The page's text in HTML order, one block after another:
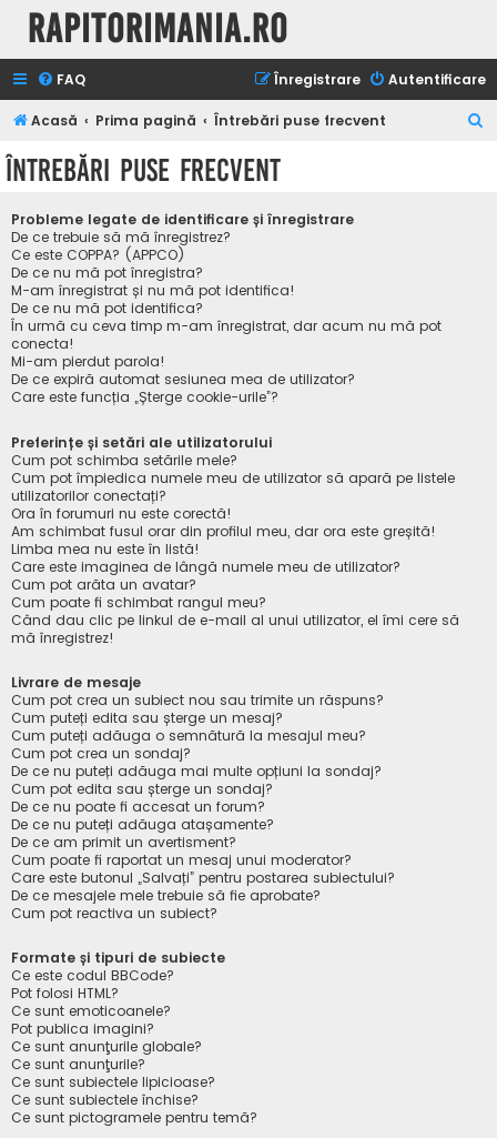
Rapitorimania.ro
FAQ Autentificare
Înregistrare
Acasă Prima pagină Întrebări puse frecvent
Întrebări puse frecvent
Probleme legate de identificare și înregistrare
De ce trebuie să mă înregistrez?
Ce este COPPA? (APPCO)
De ce nu mă pot înregistra?
M-am înregistrat și nu mă pot identifica!
De ce nu mă pot identifica?
În urmă cu ceva timp m-am înregistrat, dar acum nu mă pot
conecta!
Mi-am pierdut parola!
De ce expiră automat sesiunea mea de utilizator?
Care este funcția „Șterge cookie-urile”?
Preferințe și setări ale utilizatorului
Cum pot schimba setările mele?
Cum pot împiedica numele meu de utilizator să apară pe listele
utilizatorilor conectați?
Ora în forumuri nu este corectă!
Am schimbat fusul orar din profilul meu, dar ora este greșită!
Limba mea nu este în listă!
Care este imaginea de lângă numele meu de utilizator?
Cum pot arăta un avatar?
Cum poate fi schimbat rangul meu?
Când dau clic pe linkul de e-mail al unui utilizator, el îmi cere să
mă înregistrez!
Livrare de mesaje
Cum pot crea un subiect nou sau trimite un răspuns?
Cum puteți edita sau șterge un mesaj?
Cum puteți adăuga o semnătură la mesajul meu?
Cum pot crea un sondaj?
De ce nu puteți adăuga mai multe opțiuni la sondaj?
Cum pot edita sau șterge un sondaj?
De ce nu poate fi accesat un forum?
De ce nu puteți adăuga atașamente?
De ce am primit un avertisment?
Cum poate fi raportat un mesaj unui moderator?
Care este butonul „Salvați” pentru postarea subiectului?
De ce mesajele mele trebuie să fie aprobate?
Cum pot reactiva un subiect?
Formate și tipuri de subiecte
Ce este codul BBCode?
Pot folosi HTML?
Ce sunt emoticoanele?
Pot publica imagini?
Ce sunt anunţurile globale?
Ce sunt anunţurile?
Ce sunt subiectele lipicioase?
Ce sunt subiectele închise?
Ce sunt pictogramele pentru temă?